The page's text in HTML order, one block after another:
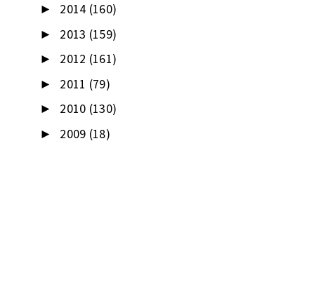
► 2014 (160)
► 2013 (159)
► 2012 (161)
► 2011 (79)
► 2010 (130)
► 2009 (18)